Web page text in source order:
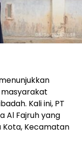
Kali ini, PT
Al Fajruh yang
Kota, Kecamatan